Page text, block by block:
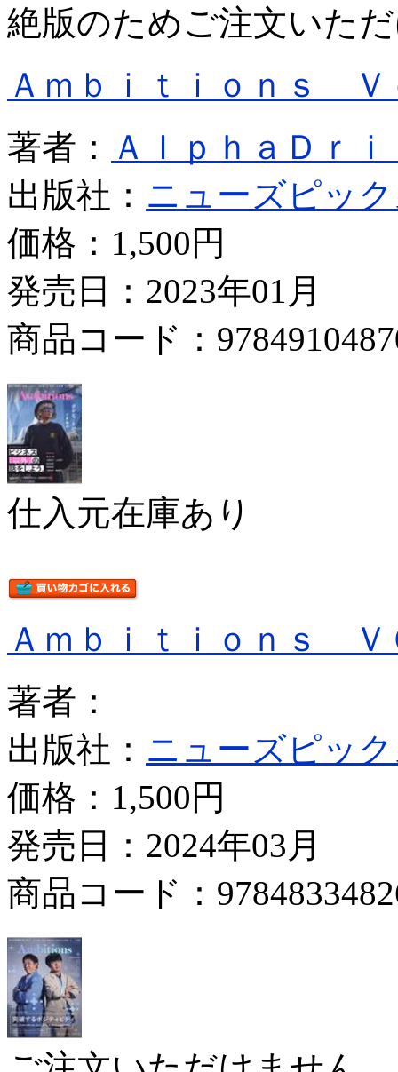
絶版のためご注文いた
Ａｍｂｉｔｉｏｎｓ Ｖ
著者：
ＡｌｐｈａＤｒ
出版社： ニューズピッ
価格： 1,500円
発売日：2023年01月
商品コード：
仕入元在庫あり
Ａｍｂｉｔｉｏｎｓ Ｖ
著者：
出版社： ニューズピッ
価格： 1,500円
発売日：2024年03月
商品コード：